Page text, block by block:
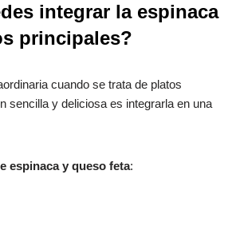
integrar la espinaca
principales?
cuando se trata de platos
sencilla y deliciosa es integrarla en una
espinaca y queso feta: